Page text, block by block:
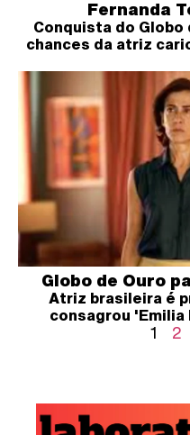
Fernanda
Conquista do Globo
chances da atriz
Globo de Ouro
Atriz brasileira é
consagrou
1 2